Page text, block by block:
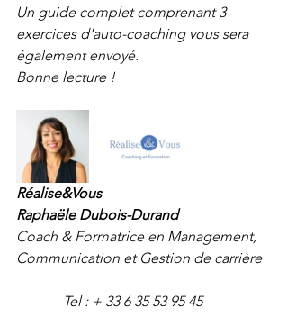
Un guide complet comprenant 3
exercices d'auto-coaching vous sera
également envoyé.
Bonne lecture !
Réalise&Vous
Raphaële Dubois-Durand
Coach & Formatrice en Management,
Communication et Gestion de carrière
             Tel : + 33 6 35 53 95 45